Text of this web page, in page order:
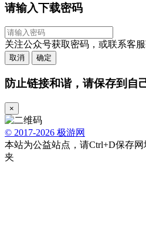
请输入下载密码
关注公众号获取密码，或联系客
取消 确定
防止链接和谐，请保存到自
×
© 2017-2026 极游网
本站为公益站点，请Ctrl+D保存网
夹